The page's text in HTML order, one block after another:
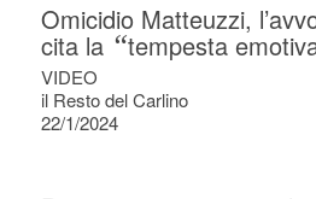
Omicidio Matteuzzi,
cita la “tempesta
VIDEO
il Resto del Carlino
22/1/2024